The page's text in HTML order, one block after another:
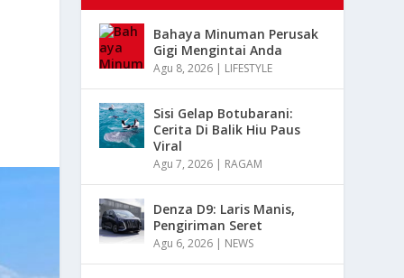
Bahaya Minuman Perusak
Gigi Mengintai Anda
Agu 8, 2026 | LIFESTYLE
Sisi Gelap Botubarani:
Cerita Di Balik Hiu Paus
Viral
Agu 7, 2026 | RAGAM
Denza D9: Laris Manis,
Pengiriman Seret
Agu 6, 2026 | NEWS